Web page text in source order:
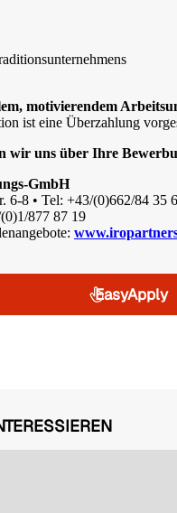
motivierendem
ist eine Überzahlung
wir uns über Ihre
GmbH
6-8 • Tel: +43/(0)662/84 35
877 87 19
EasyApply